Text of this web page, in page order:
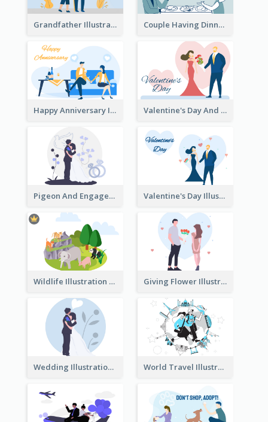
Grandfather Illustration Couple Having Dinner Illustration
Happy Anniversary Illustration Valentine's Day And Flower Illustration
Pigeon And Engagement Illustration Valentine's Day Illustration
Wildlife Illustration Giving Flower Illustration
Wedding Illustration World Travel Illustration